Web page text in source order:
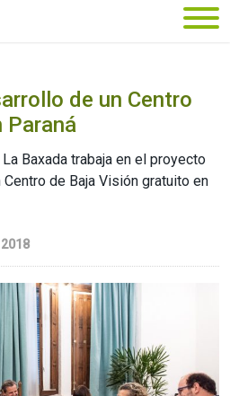
de un Centro
Paraná
Baxada trabaja en el proyecto
de Baja Visión gratuito en